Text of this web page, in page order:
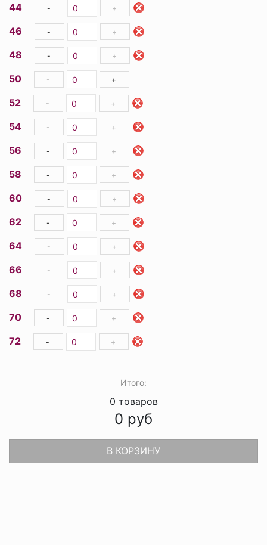
44 - +
46 - +
48 - +
50 - +
52 - +
54 - +
56 - +
58 - +
60 - +
62 - +
64 - +
66 - +
68 - +
70 - +
72 - +
Итого:
0 товаров
0 руб
В КОРЗИНУ